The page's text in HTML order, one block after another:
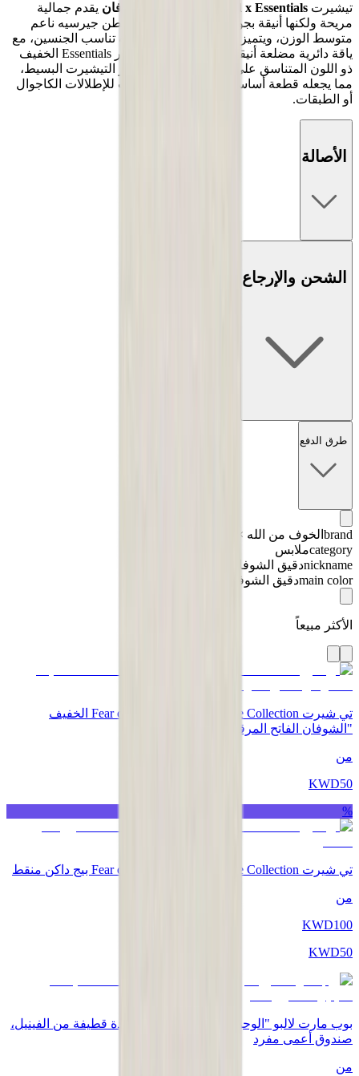
تيشيرت Fear of God x Essentials بلون الشوفان
يقدم جمالية
مريحة ولكنها أنيقة بجودة عالية. مصنوع من قطن جيرسيه ناعم
متوسط الوزن، ويتميز بقصة فضفاضة ومربعة تناسب الجنسين، مع
ياقة دائرية مضلعة أنيقة وأكتاف منسدلة. شعار Essentials الخفيف
ذو اللون المتناسق على الصدر يرفع من مظهر التيشيرت البسيط،
مما يجعله قطعة أساسية متعددة الاستخدامات للإطلالات الكاجوال
أو الطبقات.
الأصالة
الشحن والإرجاع
طرق الدفع
brand الخوف من الله × أساسيات
categoryملابس
nicknameدقيق الشوفان
main colorدقيق الشوفان
الأكثر مبيعاً
تي شيرت Fear of God x Essentials Core Collection الخفيف
"الشوفان الفاتح المرقش"
من
KWD50
%
تي شيرت Fear of God x Essentials Core Collection بيج داكن منقط
من
KWD100
KWD50
بوب مارت لالبو "الوحوش - ماكرون لذيذ" قلادة قطيفة من الفينيل،
صندوق أعمى مفرد
من